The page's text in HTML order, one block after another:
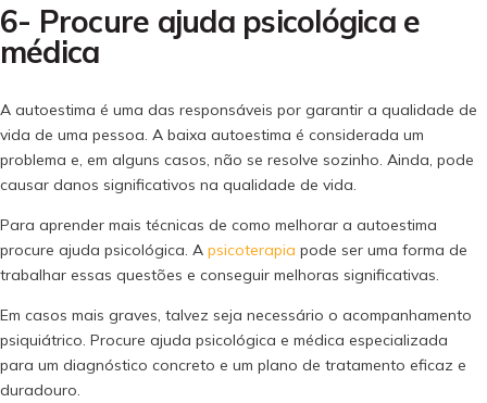
6- Procure ajuda psicológica e
médica
A autoestima é uma das responsáveis por garantir a qualidade de
vida de uma pessoa. A baixa autoestima é considerada um
problema e, em alguns casos, não se resolve sozinho. Ainda, pode
causar danos significativos na qualidade de vida.
Para aprender mais técnicas de como melhorar a autoestima
procure ajuda psicológica. A psicoterapia pode ser uma forma de
trabalhar essas questões e conseguir melhoras significativas.
Em casos mais graves, talvez seja necessário o acompanhamento
psiquiátrico. Procure ajuda psicológica e médica especializada
para um diagnóstico concreto e um plano de tratamento eficaz e
duradouro.